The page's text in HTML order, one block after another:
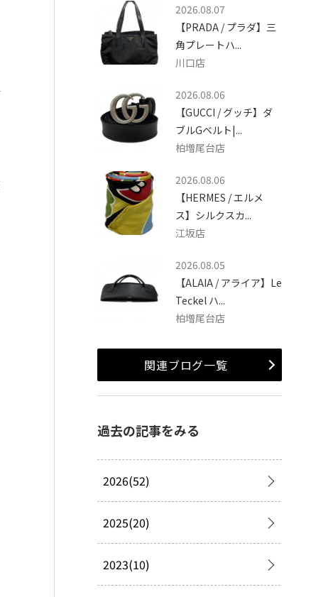
2026.08.07
【PRADA / プラダ】三
角プレートハ...
川口店
2026.08.06
【GUCCI / グッチ】ダ
ブルGベルト|...
柏増尾台店
2026.08.06
【HERMES / エルメ
ス】シルクスカ...
江坂店
2026.08.05
【ALAIA / アライア】Le
Teckel ハ...
柏増尾台店
関連ブログ一覧
過去の記事をみる
2026(52)
2025(20)
2023(10)